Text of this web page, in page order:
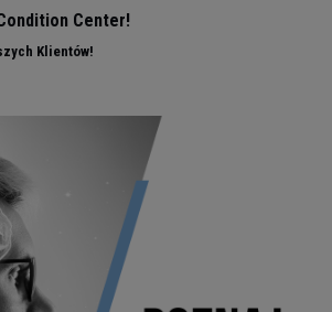
Center!
Klientów!